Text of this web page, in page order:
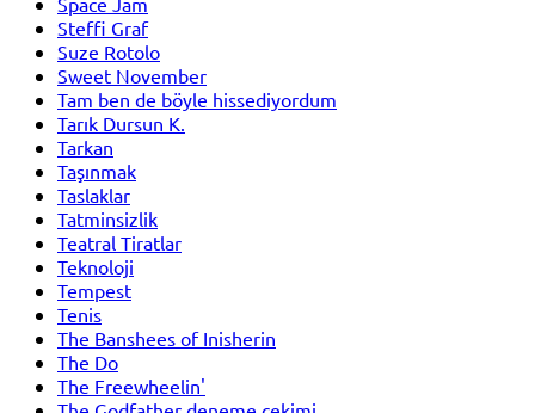
Steffi Graf
Suze Rotolo
Sweet November
Tam ben de böyle hissediyordum
Tarık Dursun K.
Tarkan
Taşınmak
Taslaklar
Tatminsizlik
Teatral Tiratlar
Teknoloji
Tempest
Tenis
The Banshees of Inisherin
The Do
The Freewheelin'